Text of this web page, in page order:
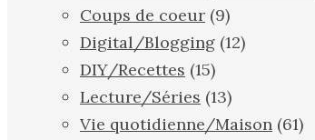
Coups de coeur (9)
Digital/Blogging (12)
DIY/Recettes (15)
Lecture/Séries (13)
Vie quotidienne/Maison (61)